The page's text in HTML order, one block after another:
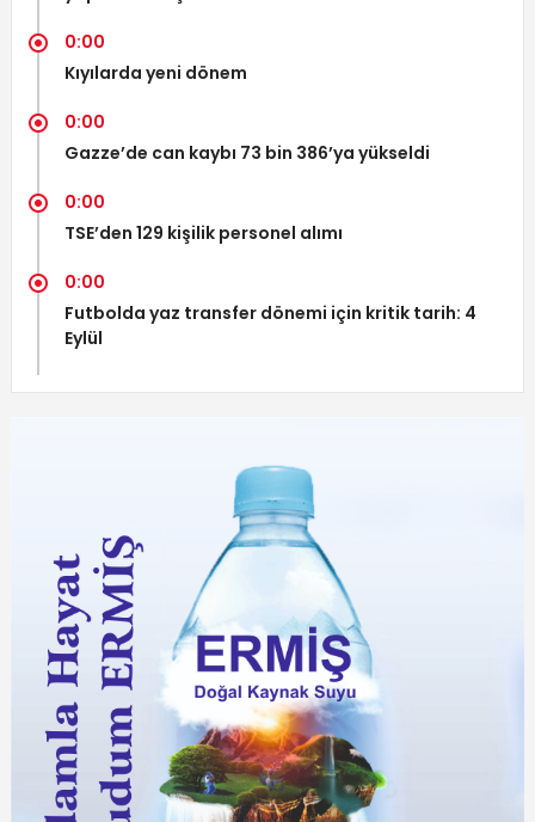
0:00
Kıyılarda yeni dönem
0:00
Gazze’de can kaybı 73 bin 386’ya yükseldi
0:00
TSE’den 129 kişilik personel alımı
0:00
Futbolda yaz transfer dönemi için kritik tarih: 4
Eylül